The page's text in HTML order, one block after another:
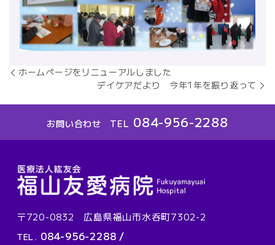
ホームページをリニューアルしました
デイケアだより 今年1年を振り返って
お問い合わせ TEL 084-956-2288
〒720-0832 広島県福山市水呑町7302-2
TEL. 084-956-2288 /